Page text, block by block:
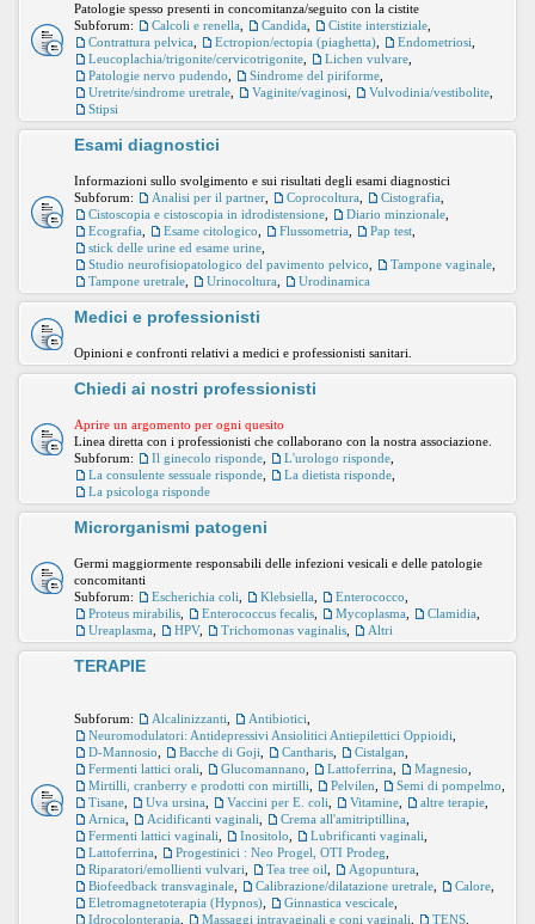
Patologie spesso presenti in concomitanza/seguito con la cistite
Subforum:
Calcoli e renella Candida Cistite interstiziale
Contrattura pelvica
Ectropion/ectopia (piaghetta) Endometriosi
Leucoplachia/trigonite/cervicotrigonite
Lichen vulvare
Patologie nervo pudendo
Sindrome del piriforme
Uretrite/sindrome uretrale
Vaginite/vaginosi Vulvodinia/vestibolite
Stipsi
Esami diagnostici
Informazioni sullo svolgimento e sui risultati degli esami diagnostici
Subforum:
Analisi per il partner Coprocoltura Cistografia
Cistoscopia e cistoscopia in idrodistensione
Diario minzionale
Ecografia
Esame citologico Flussometria Pap test
stick delle urine ed esame urine
Studio neurofisiopatologico del pavimento pelvico
Tampone vaginale
Tampone uretrale
Urinocoltura Urodinamica
Medici e professionisti
Opinioni e confronti relativi a medici e professionisti sanitari.
Chiedi ai nostri professionisti
Aprire un argomento per ogni quesito
Linea diretta con i professionisti che collaborano con la nostra associazione.
Subforum:
Il ginecolo risponde L'urologo risponde
La consulente sessuale risponde
La dietista risponde
La psicologa risponde
Microrganismi patogeni
Germi maggiormente responsabili delle infezioni vesicali e delle patologie
concomitanti
Subforum:
Escherichia coli Klebsiella Enterococco
Proteus mirabilis
Enterococcus fecalis Mycoplasma Clamidia
Ureaplasma
HPV, Trichomonas vaginalis Altri
TERAPIE
Subforum: Alcalinizzanti Antibiotici
Neuromodulatori: Antidepressivi Ansiolitici Antiepilettici Oppioidi
D-Mannosio
Bacche di Goji Cantharis Cistalgan
Fermenti lattici orali
Glucomannano Lattoferrina Magnesio
Mirtilli, cranberry e prodotti con mirtilli
Pelvilen Semi di pompelmo
Tisane
Uva ursina Vaccini per E. coli Vitamine altre terapie
Arnica
Acidificanti vaginali Crema all'amitriptillina
Fermenti lattici vaginali
Inositolo Lubrificanti vaginali
Lattoferrina
Progestinici : Neo Progel, OTI Prodeg
Riparatori/emollienti vulvari
Tea tree oil Agopuntura
Biofeedback transvaginale
Calibrazione/dilatazione uretrale Calore
Eletromagnetoterapia (Hypnos)
Ginnastica vescicale
Idrocolonterapia
Massaggi intravaginali e coni vaginali TENS